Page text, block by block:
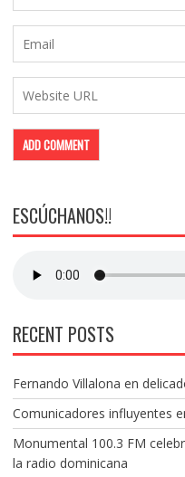
ESCÚCHANOS!!
RECENT POSTS
Fernando Villalona en
Comunicadores influyentes
Monumental 100.3 FM
la radio dominicana